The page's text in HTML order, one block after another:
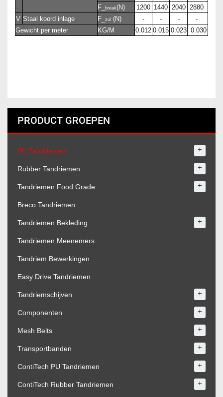
F_
break(N) 1200 1440 2040 2880
V Staal koord inlage F_ zul (N) - - -
-
Gewicht per meter
KG/M 0.012 0.015 0.023 0.030
PRODUCT GROEPEN
PU Tandriemen +
Rubber Tandriemen +
Tandriemen Food Grade +
Breco Tandriemen
Tandriemen Bekleding +
Tandriemen Meenemers
Tandriem Bewerkingen
Easy Drive Tandriemen
Tandriemschijven +
Componenten +
Mesh Belts +
Transportbanden +
ContiTech PU Tandriemen +
ContiTech Rubber Tandriemen +